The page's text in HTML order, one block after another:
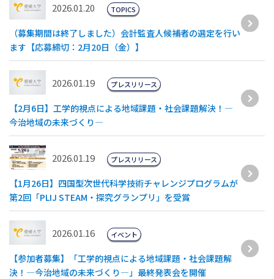
2026.01.20
（募集期間は終了しました）会計監査人候補者の選定を行い
ます【応募締切：2月20日（金）】
TOPICS
2026.01.19
【2月6日】工学的視点による地域課題・社会課題解決！―
今治地域の未来づくり―
プレスリリース
2026.01.19
【1月26日】四国型次世代科学技術チャレンジプログラムが
第2回「PLIJ STEAM・探究グランプリ」を受賞
プレスリリース
2026.01.16
【参加者募集】「工学的視点による地域課題・社会課題解
決！―今治地域の未来づくり―」最終発表会を開催
イベント